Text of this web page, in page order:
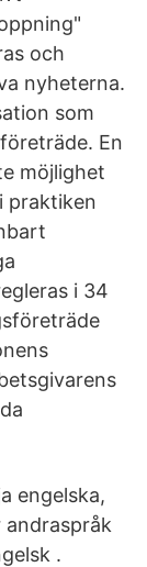
och
nyheterna.
som
En
möjlighet
praktiken
i 34
engelska,
andraspråk
.